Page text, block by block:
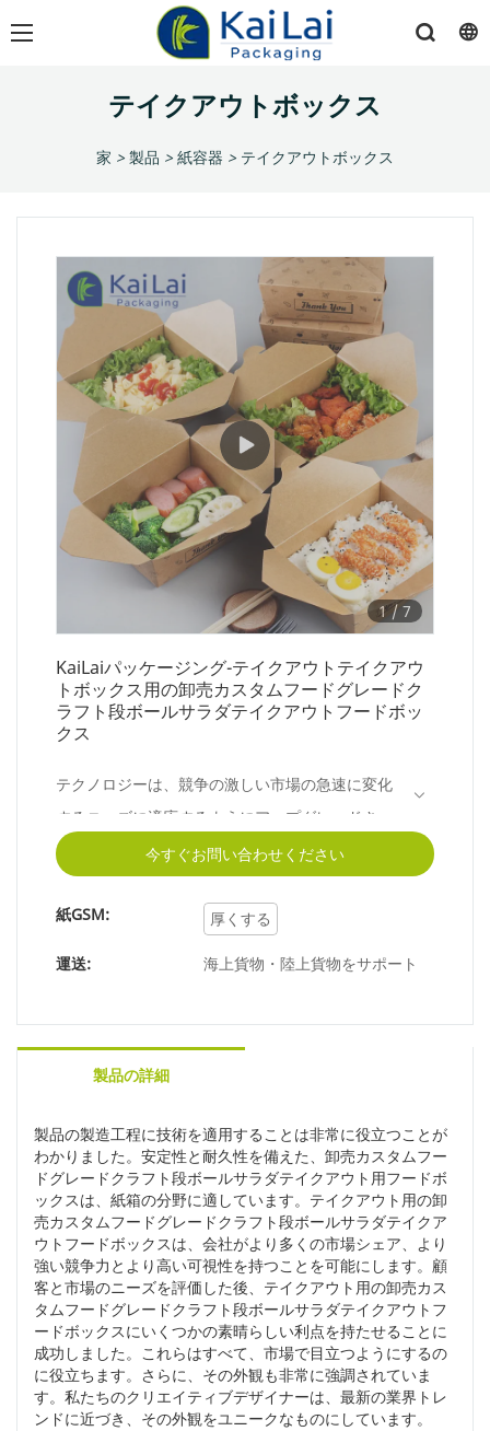
テイクアウトボックス
家 > 製品 > 紙容器 > テイクアウトボックス
1/ 7
KaiLaiパッケージング-テイクアウトテイクアウ
トボックス用の卸売カスタムフードグレードク
ラフト段ボールサラダテイクアウトフードボッ
クス
テクノロジーは、競争の激しい市場の急速に変化
するニーズに適応するようにアップグレードされ
ました。製造技術の進歩に伴い、完成した卸売カ
スタムフードグレードクラフト段ボールサラダテ
イクアウト用フードボックスの性能が大幅に向上
今すぐお問い合わせください
紙GSM: 厚くする
運送: 海上貨物・陸上貨物をサポート
製品の詳細
製品の製造工程に技術を適用することは非常に役立つことが
わかりました。安定性と耐久性を備えた、卸売カスタムフー
ドグレードクラフト段ボールサラダテイクアウト用フードボ
ックスは、紙箱の分野に適しています。テイクアウト用の卸
売カスタムフードグレードクラフト段ボールサラダテイクア
ウトフードボックスは、会社がより多くの市場シェア、より
強い競争力とより高い可視性を持つことを可能にします。顧
客と市場のニーズを評価した後、テイクアウト用の卸売カス
タムフードグレードクラフト段ボールサラダテイクアウトフ
ードボックスにいくつかの素晴らしい利点を持たせることに
成功しました。これらはすべて、市場で目立つようにするの
に役立ちます。さらに、その外観も非常に強調されていま
す。私たちのクリエイティブデザイナーは、最新の業界トレ
ンドに近づき、その外観をユニークなものにしています。